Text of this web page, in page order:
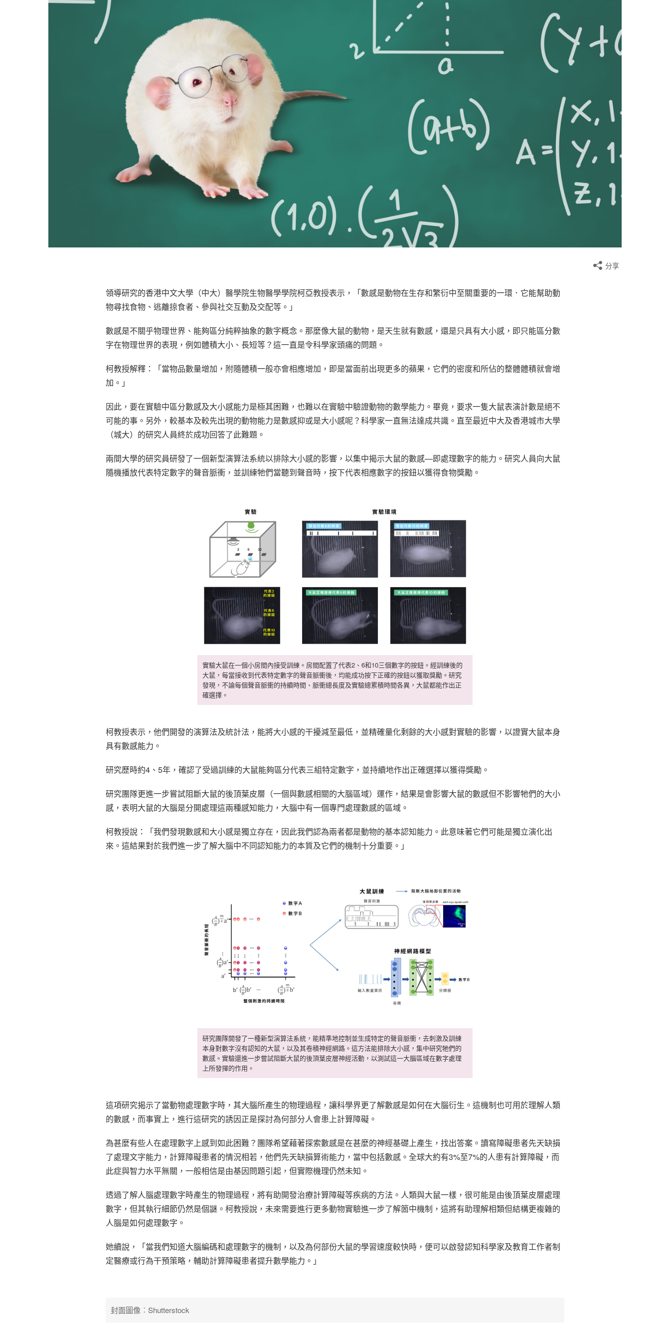
分享
領導研究的香港中文大學（中大）醫學院生物醫學學院柯亞教授表示，「數感是動物在生存和繁衍中至關重要的一環．它能幫助動
物尋找食物、逃離掠食者、參與社交互動及交配等。」
數感是不關乎物理世界、能夠區分純粹抽象的數字概念。那麼像大鼠的動物，是天生就有數感，還是只具有大小感，即只能區分數
字在物理世界的表現，例如體積大小、長短等？這一直是令科學家頭痛的問題。
柯教授解釋：「當物品數量增加，附隨體積一般亦會相應增加，即是當面前出現更多的蘋果，它們的密度和所佔的整體體積就會增
加。」
因此，要在實驗中區分數感及大小感能力是極其困難，也難以在實驗中驗證動物的數學能力。畢竟，要求一隻大鼠表演計數是絕不
可能的事。另外，較基本及較先出現的動物能力是數感抑或是大小感呢？科學家一直無法達成共識。直至最近中大及香港城市大學
（城大）的研究人員終於成功回答了此難題。
兩間大學的研究員研發了一個新型演算法系統以排除大小感的影響，以集中揭示大鼠的數感—即處理數字的能力。研究人員向大鼠
隨機播放代表特定數字的聲音脈衝，並訓練牠們當聽到聲音時，按下代表相應數字的按鈕以獲得食物獎勵。
實驗大鼠在一個小房間內接受訓練。房間配置了代表2、6和10三個數字的按鈕。經訓練後的
大鼠，每當接收到代表特定數字的聲音脈衝後，均能成功按下正確的按鈕以獲取獎勵。研究
發現，不論每個聲音脈衝的持續時間、脈衝總長度及實驗總累積時間各異，大鼠都能作出正
確選擇。
柯教授表示，他們開發的演算法及統計法，能將大小感的干擾減至最低，並精確量化剩餘的大小感對實驗的影響，以證實大鼠本身
具有數感能力。
研究歷時約4、5年，確認了受過訓練的大鼠能夠區分代表三組特定數字，並持續地作出正確選擇以獲得獎勵。
研究團隊更進一步嘗試阻斷大鼠的後頂葉皮層（一個與數感相關的大腦區域）運作，結果是會影響大鼠的數感但不影響牠們的大小
感，表明大鼠的大腦是分開處理這兩種感知能力，大腦中有一個專門處理數感的區域。
柯教授說：「我們發現數感和大小感是獨立存在，因此我們認為兩者都是動物的基本認知能力。此意味著它們可能是獨立演化出
來。這結果對於我們進一步了解大腦中不同認知能力的本質及它們的機制十分重要。」
研究團隊開發了一種新型演算法系統，能精準地控制並生成特定的聲音脈衝，去刺激及訓練
本身對數字沒有認知的大鼠，以及其卷積神經網路。這方法能排除大小感，集中研究牠們的
數感。實驗還進一步嘗試阻斷大鼠的後頂葉皮層神經活動，以測試這一大腦區域在數字處理
上所發揮的作用。
這項研究揭示了當動物處理數字時，其大腦所產生的物理過程，讓科學界更了解數感是如何在大腦衍生。這機制也可用於理解人類
的數感，而事實上，進行這研究的誘因正是探討為何部分人會患上計算障礙。
為甚麼有些人在處理數字上感到如此困難？團隊希望藉著探索數感是在甚麼的神經基礎上產生，找出答案。讀寫障礙患者先天缺損
了處理文字能力，計算障礙患者的情況相若，他們先天缺損算術能力，當中包括數感。全球大約有3%至7%的人患有計算障礙，而
此症與智力水平無關，一般相信是由基因問題引起，但實際機理仍然未知。
透過了解人腦處理數字時產生的物理過程，將有助開發治療計算障礙等疾病的方法。人類與大鼠一樣，很可能是由後頂葉皮層處理
數字，但其執行細節仍然是個謎。柯教授說，未來需要進行更多動物實驗進一步了解箇中機制，這將有助理解相類但結構更複雜的
人腦是如何處理數字。
她續說，「當我們知道大腦編碼和處理數字的機制，以及為何部份大鼠的學習速度較快時，便可以啟發認知科學家及教育工作者制
定醫療或行為干預策略，輔助計算障礙患者提升數學能力。」
封面圖像︰Shutterstock